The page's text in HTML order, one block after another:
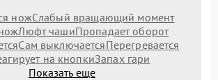
ножСлабый вращающий момент
Люфт чашиПропадает оборот
Сам выключаетсяПерегревается
на кнопкиЗапах гари
Показать еще